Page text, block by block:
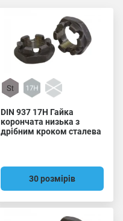
DIN 937 17H Гайка
корончата низька з
дрібним кроком сталева
30 розмірів